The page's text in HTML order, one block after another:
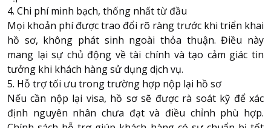
4. Chi phí minh bạch, thống nhất từ đầu
Mọi khoản phí được trao đổi rõ ràng trước khi triển khai
hồ sơ, không phát sinh ngoài thỏa thuận. Điều này
mang lại sự chủ động về tài chính và tạo cảm giác tin
tưởng khi khách hàng sử dụng dịch vụ.
5. Hỗ trợ tối ưu trong trường hợp nộp lại hồ sơ
Nếu cần nộp lại visa, hồ sơ sẽ được rà soát kỹ để xác
định nguyên nhân chưa đạt và điều chỉnh phù hợp.